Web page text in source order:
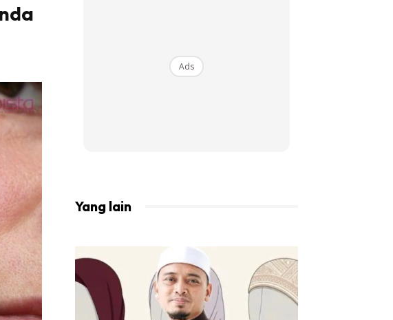
di HIJABISTA!
Ads
Yang lain